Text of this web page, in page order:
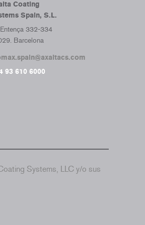
Coating
Spain, S.L.
332-334
Barcelona
93 610 6000
Systems, LLC y/o sus